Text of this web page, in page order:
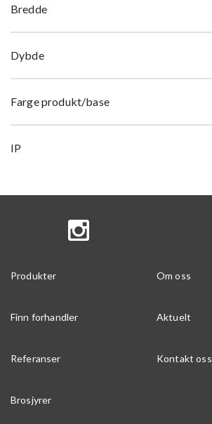
Bredde
Dybde
Farge produkt/base
IP
Produkter Om oss
Finn forhandler Aktuelt
Referanser Kontakt oss
Brosjyrer